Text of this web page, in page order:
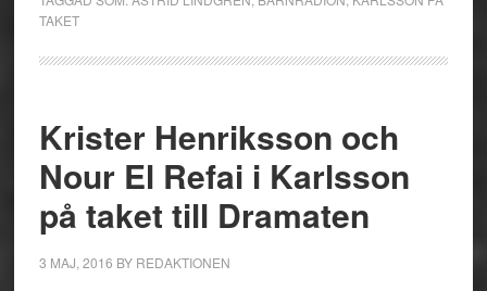
TAKET
Krister Henriksson och
Nour El Refai i Karlsson
på taket till Dramaten
3 MAJ, 2016 BY REDAKTIONEN